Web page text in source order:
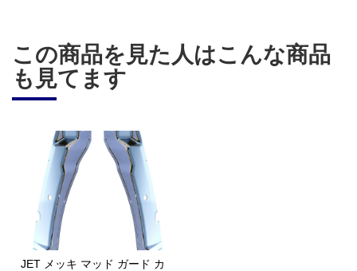
この商品を見た人はこんな商品
も見てます
JET メッキ マッド ガード カ